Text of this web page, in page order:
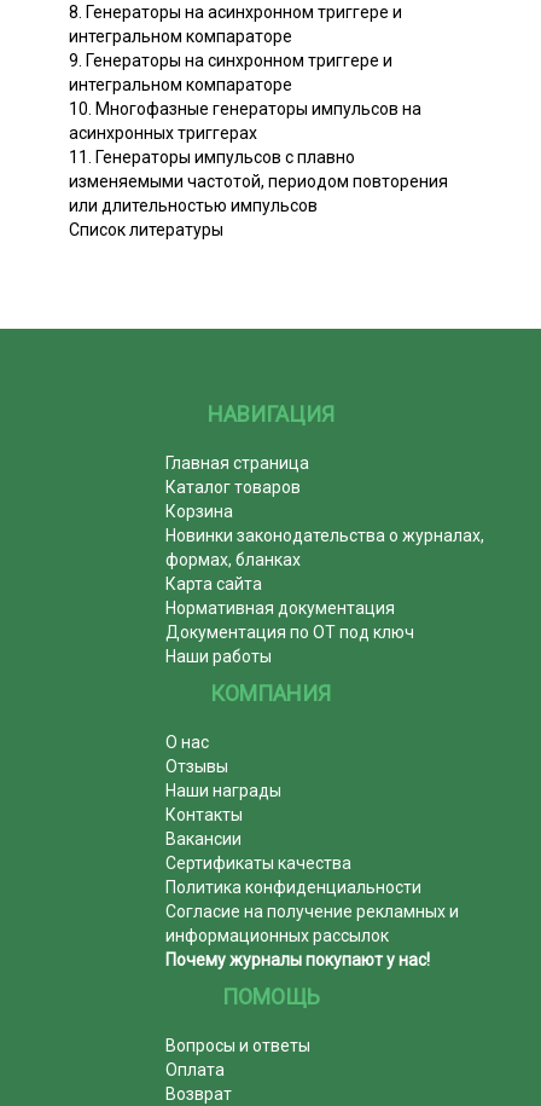
8. Генераторы на асинхронном триггере и
интегральном компараторе
9. Генераторы на синхронном триггере и
интегральном компараторе
10. Многофазные генераторы импульсов на
асинхронных триггерах
11. Генераторы импульсов с плавно
изменяемыми частотой, периодом повторения
или длительностью импульсов
Список литературы
НАВИГАЦИЯ
Главная страница
Каталог товаров
Корзина
Новинки законодательства о журналах,
формах, бланках
Карта сайта
Нормативная документация
Документация по ОТ под ключ
Наши работы
КОМПАНИЯ
О нас
Отзывы
Наши награды
Контакты
Вакансии
Сертификаты качества
Политика конфиденциальности
Согласие на получение рекламных и
информационных рассылок
Почему журналы покупают у нас!
ПОМОЩЬ
Вопросы и ответы
Оплата
Возврат